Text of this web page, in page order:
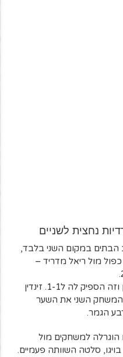
נחצית לשניים
הבתים במקום השני בלבד,
2001 למפגש כפול מול ריאל מדריד –
רק בעיטה אחת ריאל בעטה במינכן וזה הספיק לה ל1-1. זינדין
לריאל בדקה ה-35 של המשחק השני את השער
הגמר.
הוגרלה למשחקים מול
בויגו, סלטה השוותה פעמיים.